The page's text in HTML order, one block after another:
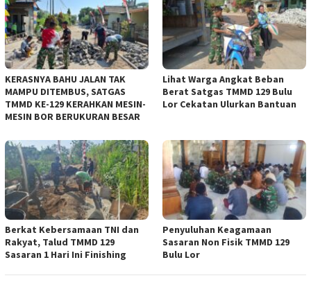
KERASNYA BAHU JALAN TAK
MAMPU DITEMBUS, SATGAS
TMMD KE-129 KERAHKAN MESIN-
MESIN BOR BERUKURAN BESAR
Lihat Warga Angkat Beban
Berat Satgas TMMD 129 Bulu
Lor Cekatan Ulurkan Bantuan
Berkat Kebersamaan TNI dan
Rakyat, Talud TMMD 129
Sasaran 1 Hari Ini Finishing
Penyuluhan Keagamaan
Sasaran Non Fisik TMMD 129
Bulu Lor